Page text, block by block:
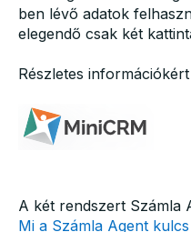
ben lévő adatok
elegendő csak két
Részletes
A két rendszert Számla
Mi a Számla Agent